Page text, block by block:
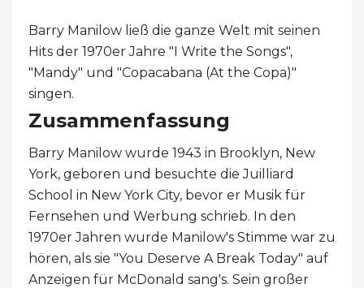
Barry Manilow ließ die ganze Welt mit seinen
Hits der 1970er Jahre "I Write the Songs",
"Mandy" und "Copacabana (At the Copa)"
singen.
Zusammenfassung
Barry Manilow wurde 1943 in Brooklyn, New
York, geboren und besuchte die Juilliard
School in New York City, bevor er Musik für
Fernsehen und Werbung schrieb. In den
1970er Jahren wurde Manilow's Stimme war zu
hören, als sie "You Deserve A Break Today" auf
Anzeigen für McDonald sang's. Sein großer